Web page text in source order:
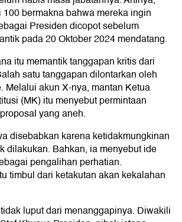
bermakna bahwa mereka ingin
Presiden dicopot sebelum
pada 20 Oktober 2024 mendatang.
itu memantik tanggapan kritis dari
satu tanggapan dilontarkan oleh
Melalui akun X-nya, mantan Ketua
(MK) itu menyebut permintaan
yang aneh.
disebabkan karena ketidakmungkinan
dilakukan. Bahkan, ia menyebut ide
pengalihan perhatian.
timbul dari ketakutan akan kekalahan
luput dari menanggapinya. Diwakili